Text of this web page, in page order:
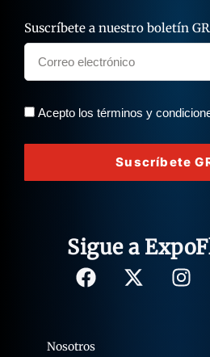
Suscríbete a nuestro boletín
Acepto los términos y
Suscríbete
Sigue a
Nosotros